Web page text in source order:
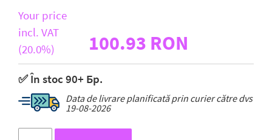
Your price
incl. VAT
(20.0%)
100.93 RON
✅ În stoc 90+ Бр.
Data de livrare planificată prin curier către dvs
19-08-2026